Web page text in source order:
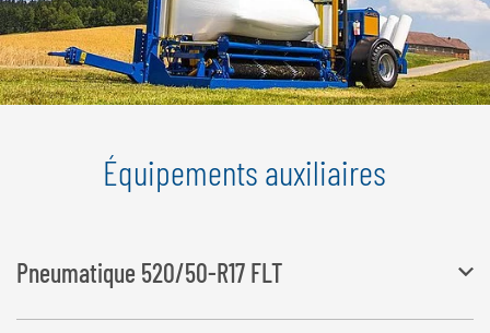
Équipements auxiliaires
Pneumatique 520/50-R17 FLT